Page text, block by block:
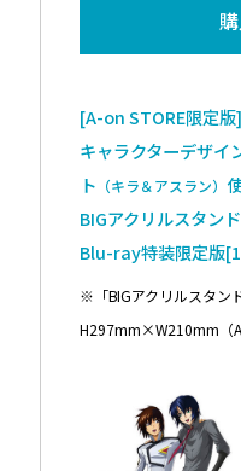
[A-on STORE限定版]
キャラクターデザイ
ト （キラ＆アスラン）
BIGアクリルスタンド
Blu-ray特装限定版
※「BIGアクリルスタン
H297mm×W210mm（